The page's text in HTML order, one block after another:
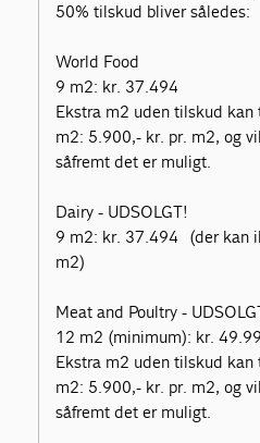
50% tilskud bliver således:
World Food
9 m2: kr. 37.494
Ekstra m2 uden tilskud
m2: 5.900,- kr. pr. m2, og
såfremt det er muligt.
Dairy - UDSOLGT!
9 m2: kr. 37.494 (der kan
m2)
Meat and Poultry -
12 m2 (minimum): kr.
Ekstra m2 uden tilskud
m2: 5.900,- kr. pr. m2, og
såfremt det er muligt.